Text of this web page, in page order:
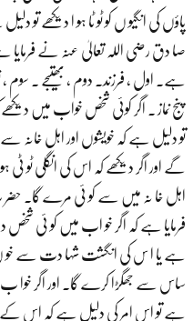
پاؤں کی انگیو ں کو ٹو ٹا ہو ا دیکھے
صا دق رضی اللہ تعالیٰ عنہ نے فرمایا
ہے۔ اول ، فرزند۔ دوم ، بھتیجے ۔ سوم
پنج نماز ۔ اگر کوئی شخص خواب میں
تو دلیل ہے کہ خویشوں اور اہل خانہ
گے اور اگر دیکھے کہ اس کی انگلی
اہل خا نہ میں سے کو ئی مرے گا۔
فرمایا ہے کہ اگر خو اب میں کو ئی
ہے یا ا س کی انگشت شہا دت سے خو
ساس سے جھگڑا کرے گا۔ اور اگر
ہے تو اس امر کی دلیل ہے کہ اس کے